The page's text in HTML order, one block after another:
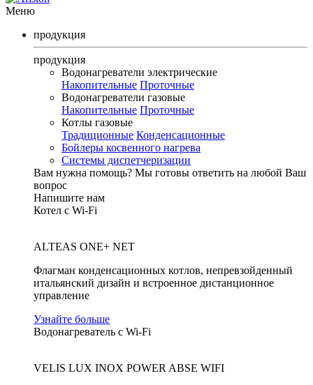
Меню
продукция
продукция
Водонагреватели электрические
Накопительные Проточные
Водонагреватели газовые
Накопительные Проточные
Котлы газовые
Традиционные Конденсационные
Бойлеры косвенного нагрева
Системы диспетчеризации
Вам нужна помощь? Мы готовы ответить на любой Ваш
вопрос
Напишите нам
Котел с Wi-Fi
ALTEAS ONE+ NET
Флагман конденсационных котлов, непревзойденный
итальянский дизайн и встроенное дистанционное
управление
Узнайте больше
Водонагреватель с Wi-Fi
VELIS LUX INOX POWER ABSE WIFI